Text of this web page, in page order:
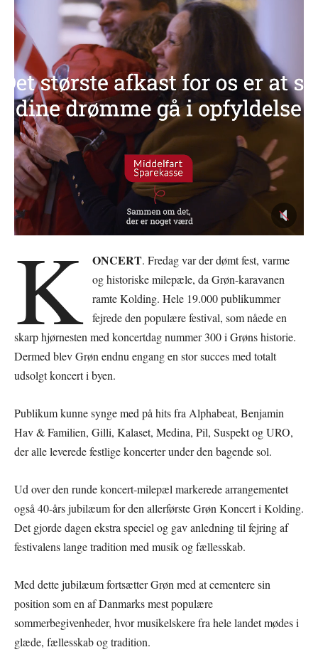
K ONCERT. Fredag var der dømt fest, varme
og historiske milepæle, da Grøn-karavanen
ramte Kolding. Hele 19.000 publikummer
fejrede den populære festival, som nåede en
skarp hjørnesten med koncertdag nummer 300 i Grøns historie.
Dermed blev Grøn endnu engang en stor succes med totalt
udsolgt koncert i byen.
Publikum kunne synge med på hits fra Alphabeat, Benjamin
Hav & Familien, Gilli, Kalaset, Medina, Pil, Suspekt og URO,
der alle leverede festlige koncerter under den bagende sol.
Ud over den runde koncert-milepæl markerede arrangementet
også 40-års jubilæum for den allerførste Grøn Koncert i Kolding.
Det gjorde dagen ekstra speciel og gav anledning til fejring af
festivalens lange tradition med musik og fællesskab.
Med dette jubilæum fortsætter Grøn med at cementere sin
position som en af Danmarks mest populære
sommerbegivenheder, hvor musikelskere fra hele landet mødes i
glæde, fællesskab og tradition.